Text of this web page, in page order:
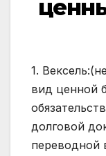
1.
вид ценной
долговой
переводной